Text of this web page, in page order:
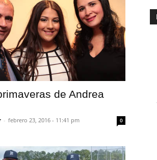
de Andrea
- febrero 23, 2016 - 11:41 pm 0